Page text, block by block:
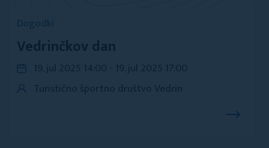
Dogodki
Vedrinčkov dan